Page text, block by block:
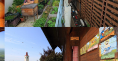
ESSAIMAGE